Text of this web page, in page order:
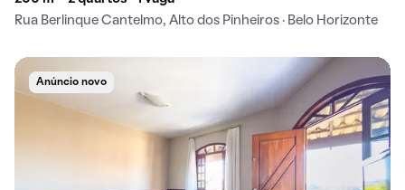
Rua Berlinque Cantelmo, Alto dos Pinheiros · Belo Horizonte
Anúncio novo